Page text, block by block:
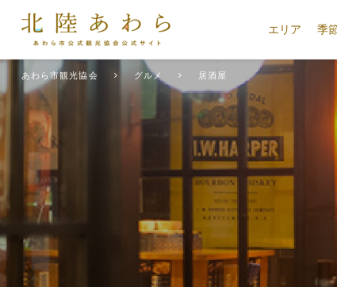
エリア 季
あわら市観光協会 グルメ 居酒屋